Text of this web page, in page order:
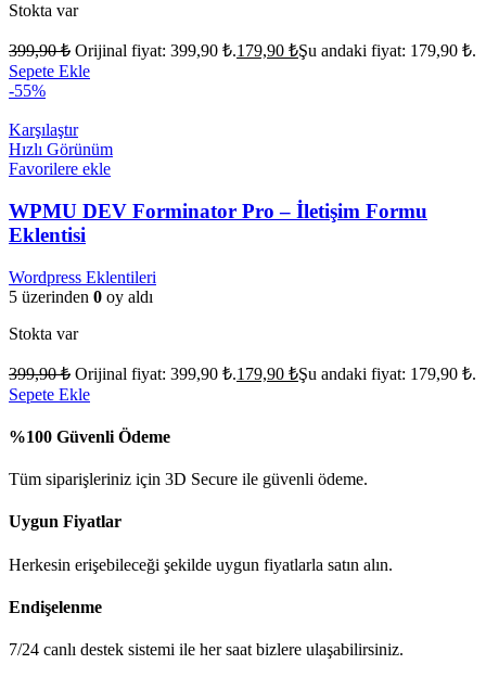
Stokta var
399,90₺ Orijinal fiyat: 399,90 ₺.179,90 ₺Şu andaki fiyat: 179,90 ₺.
Sepete Ekle
-55%
Karşılaştır
Hızlı Görünüm
Favorilere ekle
WPMU DEV Forminator Pro – İletişim Formu
Eklentisi
Wordpress Eklentileri
5 üzerinden 0 oy aldı
Stokta var
399,90₺ Orijinal fiyat: 399,90 ₺.179,90 ₺Şu andaki fiyat: 179,90 ₺.
Sepete Ekle
%100 Güvenli Ödeme
Tüm siparişleriniz için 3D Secure ile güvenli ödeme.
Uygun Fiyatlar
Herkesin erişebileceği şekilde uygun fiyatlarla satın alın.
Endişelenme
7/24 canlı destek sistemi ile her saat bizlere ulaşabilirsiniz.